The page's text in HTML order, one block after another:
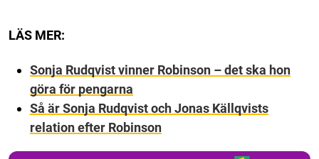
LÄS MER:
Sonja Rudqvist vinner Robinson – det ska hon
göra för pengarna
Så är Sonja Rudqvist och Jonas Källqvists
relation efter Robinson